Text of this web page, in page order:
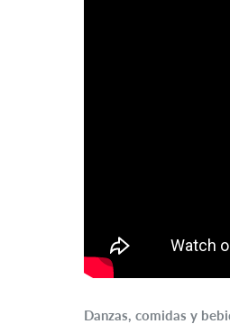
Danzas, comidas y